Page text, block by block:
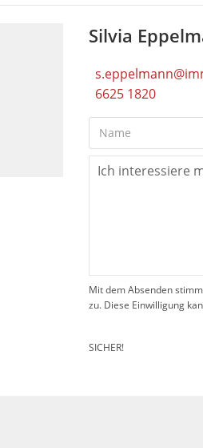
Silvia
6625 1820
Mit dem Absenden
zu. Diese Einwilligung
SICHER!